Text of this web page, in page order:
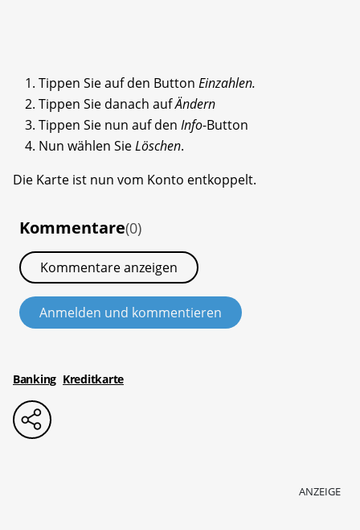
Tippen Sie auf den Button Einzahlen.
Tippen Sie danach aufÄndern
Tippen Sie nun auf den Info-Button
Nun wählen SieLöschen.
Die Karte ist nun vom Konto entkoppelt.
Kommentare(0)
Kommentare anzeigen
Anmelden und kommentieren
Banking Kreditkarte
ANZEIGE